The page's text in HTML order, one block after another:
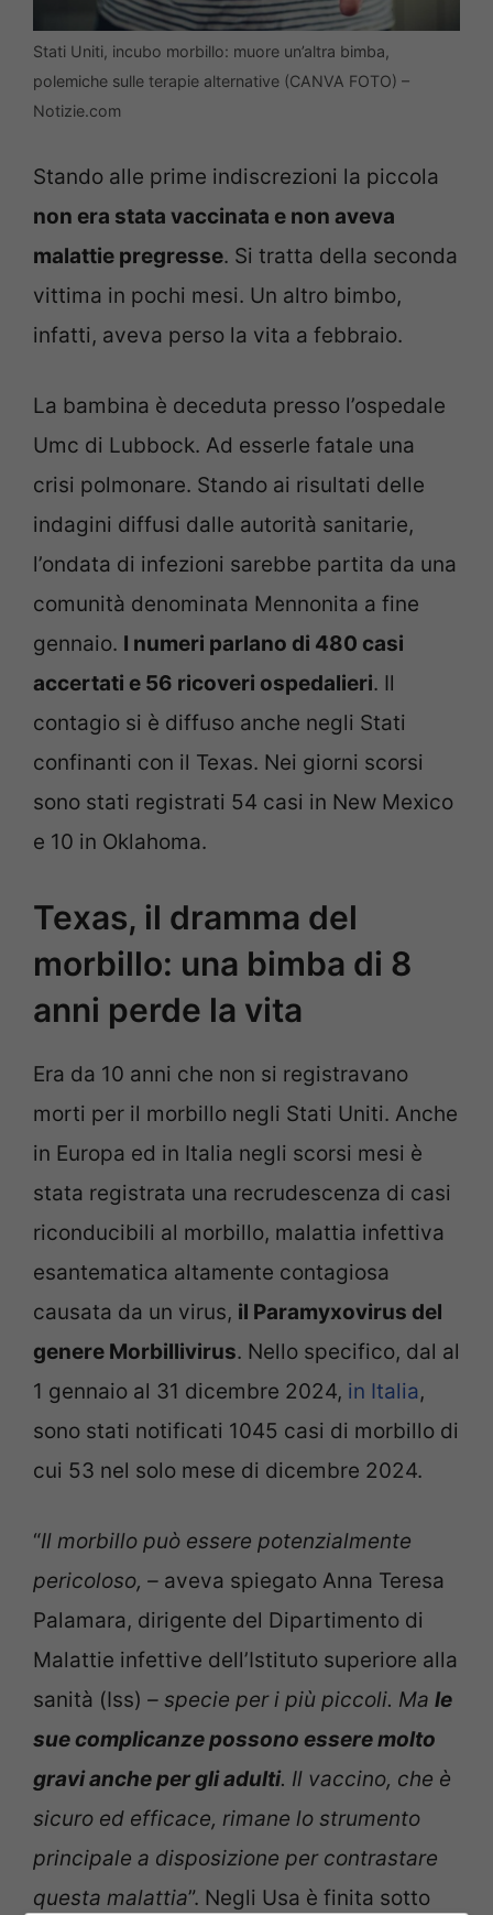
Stati Uniti, incubo morbillo: muore un’altra bimba,
polemiche sulle terapie alternative (CANVA FOTO) –
Notizie.com
Stando alle prime indiscrezioni la piccola
non era stata vaccinata e non aveva
malattie pregresse. Si tratta della seconda
vittima in pochi mesi. Un altro bimbo,
infatti, aveva perso la vita a febbraio.
La bambina è deceduta presso l’ospedale
Umc di Lubbock. Ad esserle fatale una
crisi polmonare. Stando ai risultati delle
indagini diffusi dalle autorità sanitarie,
l’ondata di infezioni sarebbe partita da una
comunità denominata Mennonita a fine
gennaio. I numeri parlano di 480 casi
accertati e 56 ricoveri ospedalieri. Il
contagio si è diffuso anche negli Stati
confinanti con il Texas. Nei giorni scorsi
sono stati registrati 54 casi in New Mexico
e 10 in Oklahoma.
Texas, il dramma del
morbillo: una bimba di 8
anni perde la vita
Era da 10 anni che non si registravano
morti per il morbillo negli Stati Uniti. Anche
in Europa ed in Italia negli scorsi mesi è
stata registrata una recrudescenza di casi
riconducibili al morbillo, malattia infettiva
esantematica altamente contagiosa
causata da un virus, il Paramyxovirus del
genere Morbillivirus. Nello specifico, dal al
1 gennaio al 31 dicembre 2024, in Italia,
sono stati notificati 1045 casi di morbillo di
cui 53 nel solo mese di dicembre 2024.
“Il morbillo può essere potenzialmente
pericoloso, – aveva spiegato Anna Teresa
Palamara, dirigente del Dipartimento di
Malattie infettive dell’Istituto superiore alla
sanità (Iss) – specie per i più piccoli. Ma le
sue complicanze possono essere molto
gravi anche per gli adulti. Il vaccino, che è
sicuro ed efficace, rimane lo strumento
principale a disposizione per contrastare
questa malattia”. Negli Usa è finita sotto